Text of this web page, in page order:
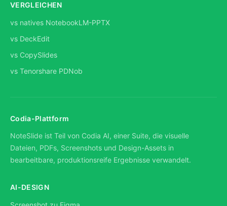
VERGLEICHEN
vs natives NotebookLM-PPTX
vs DeckEdit
vs CopySlides
vs Tenorshare PDNob
Codia-Plattform
NoteSlide ist Teil von Codia AI, einer Suite, die visuelle
Dateien, PDFs, Screenshots und Design-Assets in
bearbeitbare, produktionsreife Ergebnisse verwandelt.
AI-DESIGN